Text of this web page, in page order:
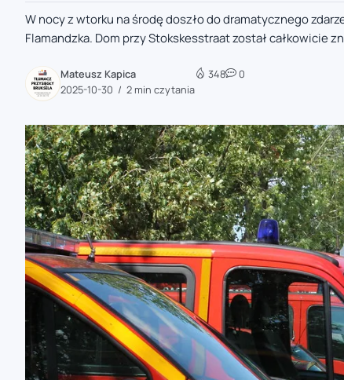
zaobserwuj nas
zaobserwuj nas
zaobserwuj nas
zaobserwuj nas
zaobserwuj nas
W nocy z wtorku na środę doszło do dramatycznego
Flamandzka. Dom przy Stokskesstraat został całkowicie
Mateusz Kapica
2025-10-30
2 min czytania
348 0